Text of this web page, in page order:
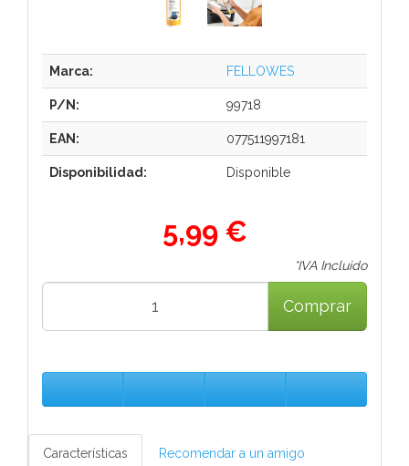
Marca: FELLOWES
P/N: 99718
EAN: 077511997181
Disponibilidad: Disponible
5,99 €
*IVA Incluido
Comprar
Características Recomendar a un amigo